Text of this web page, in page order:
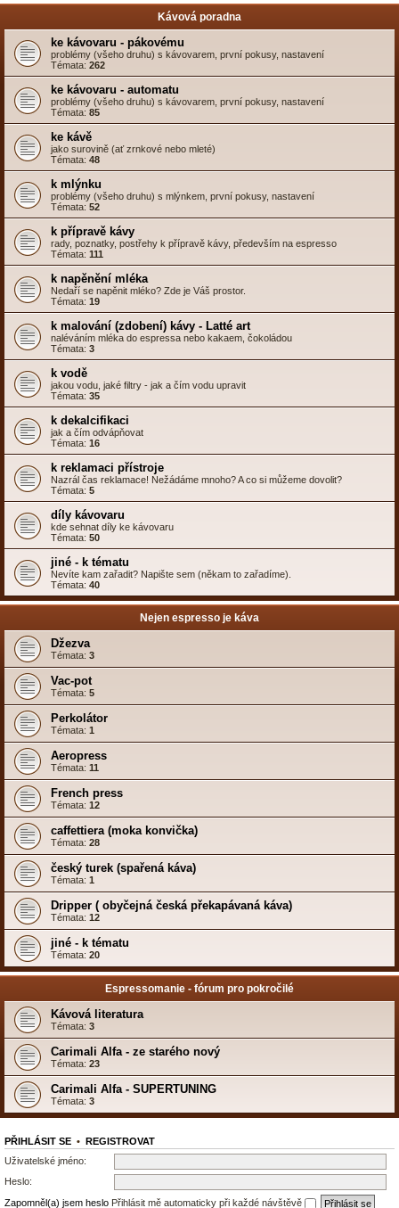
Kávová poradna
ke kávovaru - pákovému
problémy (všeho druhu) s kávovarem, první pokusy, nastavení
Témata: 262
ke kávovaru - automatu
problémy (všeho druhu) s kávovarem, první pokusy, nastavení
Témata: 85
ke kávě
jako surovině (ať zrnkové nebo mleté)
Témata: 48
k mlýnku
problémy (všeho druhu) s mlýnkem, první pokusy, nastavení
Témata: 52
k přípravě kávy
rady, poznatky, postřehy k přípravě kávy, především na espresso
Témata: 111
k napěnění mléka
Nedaří se napěnit mléko? Zde je Váš prostor.
Témata: 19
k malování (zdobení) kávy - Latté art
naléváním mléka do espressa nebo kakaem, čokoládou
Témata: 3
k vodě
jakou vodu, jaké filtry - jak a čím vodu upravit
Témata: 35
k dekalcifikaci
jak a čím odvápňovat
Témata: 16
k reklamaci přístroje
Nazrál čas reklamace! Nežádáme mnoho? A co si můžeme dovolit?
Témata: 5
díly kávovaru
kde sehnat díly ke kávovaru
Témata: 50
jiné - k tématu
Nevíte kam zařadit? Napište sem (někam to zařadíme).
Témata: 40
Nejen espresso je káva
Džezva
Témata: 3
Vac-pot
Témata: 5
Perkolátor
Témata: 1
Aeropress
Témata: 11
French press
Témata: 12
caffettiera (moka konvička)
Témata: 28
český turek (spařená káva)
Témata: 1
Dripper ( obyčejná česká překapávaná káva)
Témata: 12
jiné - k tématu
Témata: 20
Espressomanie - fórum pro pokročilé
Kávová literatura
Témata: 3
Carimali Alfa - ze starého nový
Témata: 23
Carimali Alfa - SUPERTUNING
Témata: 3
PŘIHLÁSIT SE • REGISTROVAT
Uživatelské jméno:
Heslo:
Zapomněl(a) jsem heslo Přihlásit mě automaticky při každé návštěvě